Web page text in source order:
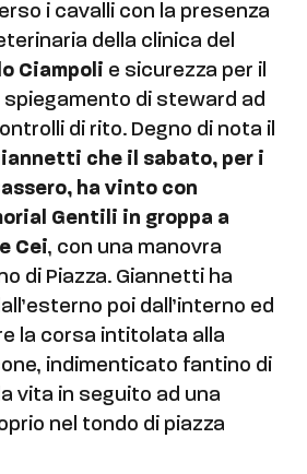
i cavalli con la presenza
della clinica del
Ciampoli e sicurezza per il
spiegamento di steward ad
di rito. Degno di nota il
che il sabato, per i
ha vinto con
Gentili in groppa a
Cei, con una manovra
di Piazza. Giannetti ha
poi dall’interno ed
la corsa intitolata alla
indimenticato fantino di
vita in seguito ad una
nel tondo di piazza